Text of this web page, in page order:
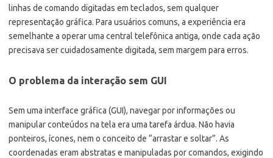
linhas de comando digitadas em teclados, sem qualquer
representação gráfica. Para usuários comuns, a experiência era
semelhante a operar uma central telefônica antiga, onde cada ação
precisava ser cuidadosamente digitada, sem margem para erros.
O problema da interação sem GUI
Sem uma interface gráfica (GUI), navegar por informações ou
manipular conteúdos na tela era uma tarefa árdua. Não havia
ponteiros, ícones, nem o conceito de “arrastar e soltar”. As
coordenadas eram abstratas e manipuladas por comandos, exigindo